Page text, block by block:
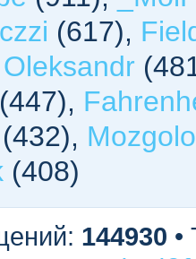
(617),
Oleksandr
(447),
(432),
(408)
144930